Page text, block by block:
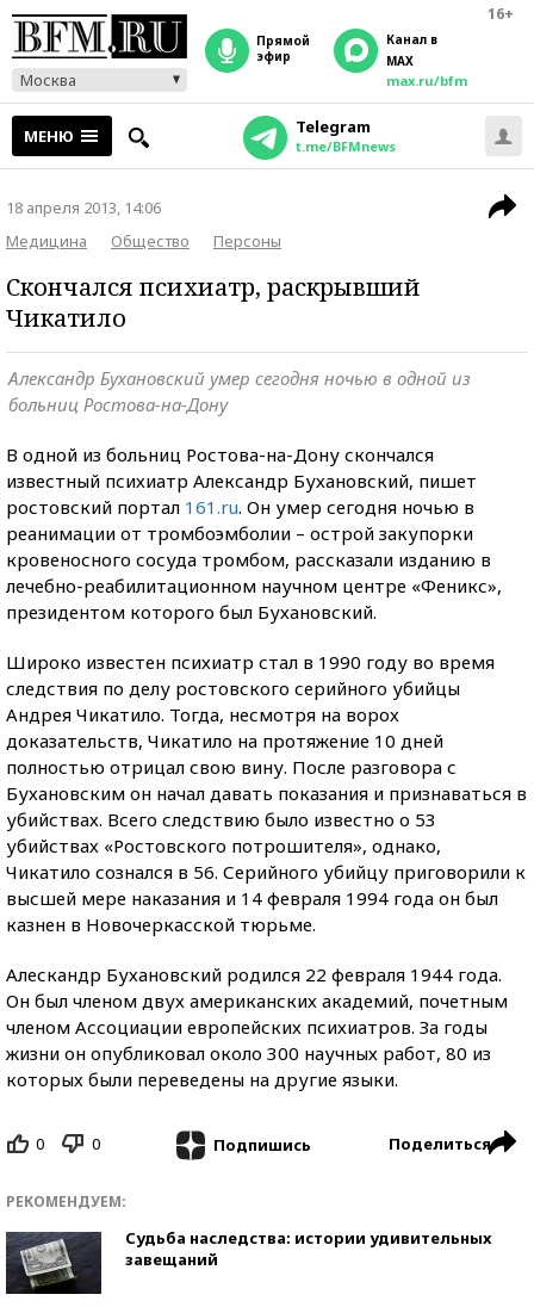
16+
Москва
прямой
эфир
Канал в
MAX
max.ru/bfm
МЕНЮ Telegram
t.me/BFMnews
18 апреля 2013, 14:06
Медицина
Общество Персоны
Скончался психиатр, раскрывший
Чикатило
Александр Бухановский умер сегодня ночью в одной из
больниц Ростова-на-Дону
В одной из больниц Ростова-на-Дону скончался
известный психиатр Александр Бухановский, пишет
ростовский портал 161.ru. Он умер сегодня ночью в
реанимации от тромбоэмболии – острой закупорки
кровеносного сосуда тромбом, рассказали изданию в
лечебно-реабилитационном научном центре «Феникс»,
президентом которого был Бухановский.
Широко известен психиатр стал в 1990 году во время
следствия по делу ростовского серийного убийцы
Андрея Чикатило. Тогда, несмотря на ворох
доказательств, Чикатило на протяжение 10 дней
полностью отрицал свою вину. После разговора с
Бухановским он начал давать показания и признаваться в
убийствах. Всего следствию было известно о 53
убийствах «Ростовского потрошителя», однако,
Чикатило сознался в 56. Серийного убийцу приговорили к
высшей мере наказания и 14 февраля 1994 года он был
казнен в Новочеркасской тюрьме.
Алескандр Бухановский родился 22 февраля 1944 года.
Он был членом двух американских академий, почетным
членом Ассоциации европейских психиатров. За годы
жизни он опубликовал около 300 научных работ, 80 из
которых были переведены на другие языки.
0 0 Подпишись Поделиться
РЕКОМЕНДУЕМ:
Судьба наследства: истории удивительных
завещаний